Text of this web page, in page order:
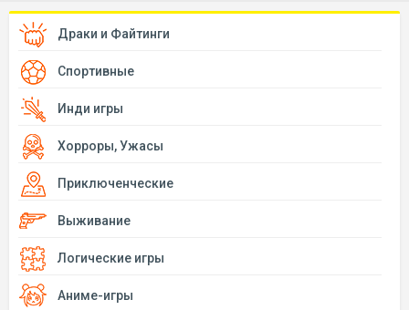
Драки и Файтинги
Спортивные
Инди игры
Хорроры, Ужасы
Приключенческие
Выживание
Логические игры
Аниме-игры